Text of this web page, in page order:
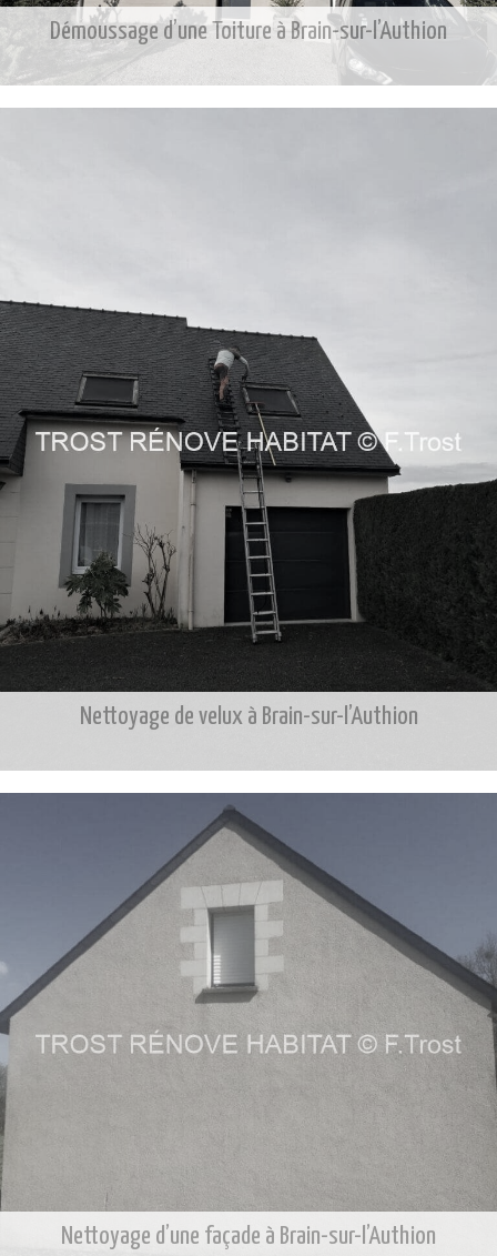
Démoussage d’une Toiture à Brain-sur-l’Authion
Nettoyage de velux à Brain-sur-l’Authion
Nettoyage d’une façade à Brain-sur-l’Authion